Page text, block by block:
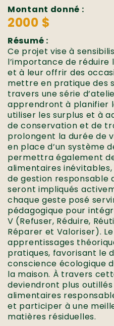
Montant donné :
2000 $
Résumé :
Ce projet vise à
l’importance de
et à leur offrir des
mettre en pratique des
travers une série
apprendront à planifier
utiliser les surplus et à
de conservation et de
prolongent la durée de
en place d’un système
permettra également
alimentaires
de gestion responsable
seront impliqués
chaque geste posé
pédagogique pour
V (Refuser, Réduire,
Réparer et Valoriser).
apprentissages
pratiques, favorisant le
conscience écologique
la maison. À travers
deviendront plus
alimentaires
et participer à une
matières résiduelles.